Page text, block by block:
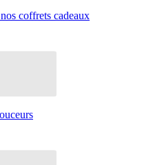
coffrets cadeaux